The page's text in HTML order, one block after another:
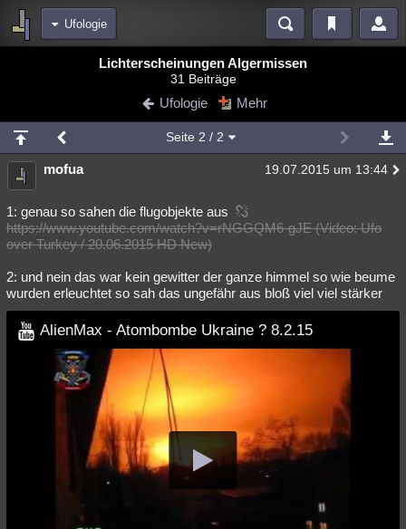
Ufologie
Blogs
Chat Wiki Neuigkeiten
meine Rubriken
Menschen Mystery Kriminalfälle
Spiritualität Verschwörungen Technologie
Natur Umfragen Unterhaltung
weitere Rubriken
Philosophie Träume Orte Esoterik Literatur
Astronomie Helpdesk Gruppen Gaming
Clash Verbesserungen
Übersichten
Teilgenommen Neue Geschlossen
Schlüsselwörter
Lichterscheinungen Algermissen
31 Beiträge
Ufologie Mehr
Seite 2 / 2
mofua 19.07.2015 um 13:44
1: genau so sahen die flugobjekte aus
https://www.youtube.com/watch?v=rNGGQM6-gJE (Video: Ufo
over Turkey / 20.06.2015 HD New)
2: und nein das war kein gewitter der ganze himmel so wie beume
wurden erleuchtet so sah das ungefähr aus bloß viel viel stärker
AlienMax - Atombombe Ukraine ? 8.2.15